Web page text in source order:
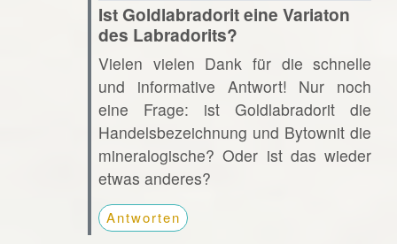
Ist Goldlabradorit eine Variaton
des Labradorits?
Vielen vielen Dank für die schnelle
und informative Antwort! Nur noch
eine Frage: ist Goldlabradorit die
Handelsbezeichnung und Bytownit die
mineralogische? Oder ist das wieder
etwas anderes?
Antworten